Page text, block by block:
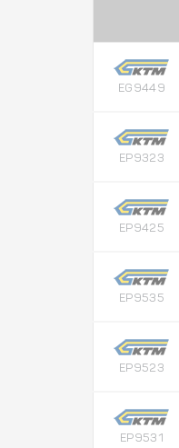
EG9449
EP9323
EP9425
EP9535
EP9523
EP9531